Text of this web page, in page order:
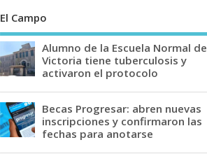
El Campo
Alumno de la Escuela Normal de
Victoria tiene tuberculosis y
activaron el protocolo
Becas Progresar: abren nuevas
inscripciones y confirmaron las
fechas para anotarse